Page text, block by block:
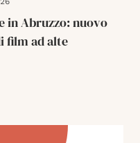
in Abruzzo: nuovo
film ad alte